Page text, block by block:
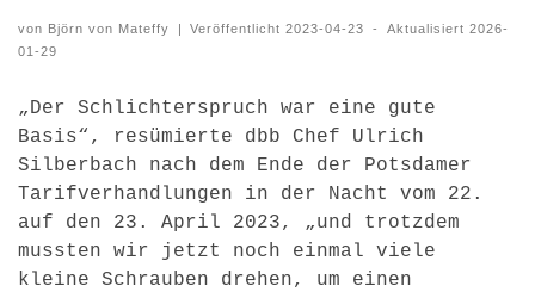
von Björn von Mateffy | Veröffentlicht2023-04-23 - Aktualisiert 2026-
01-29
„Der Schlichterspruch war eine gute
Basis“, resümierte dbb Chef Ulrich
Silberbach nach dem Ende der Potsdamer
Tarifverhandlungen in der Nacht vom 22.
auf den 23. April 2023, „und trotzdem
mussten wir jetzt noch einmal viele
kleine Schrauben drehen, um einen